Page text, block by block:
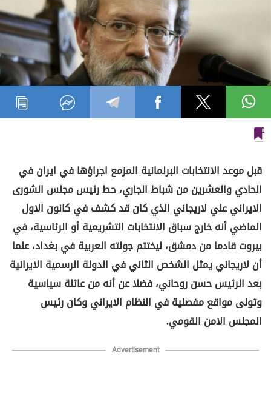
قبل موعد الانتخابات البرلمانية المزمع اجراؤها في ايران في
الحادي والعشرين من شباط الجاري، حط رئيس مجلس الشورى
الايراني علي لاريجاني الذي كان قد كشف في كانون الاول
الماضي أنه خارج سباق الانتخابات التشريعية أو الرئاسية، في
بيروت قادما من دمشق، ليختتم جولته العربية في بغداد، علما
أن لاريجاني يمثل الشخص الثاني في الدولة الرسمية الايرانية
بعد الرئيس حسن روحاني، فضلا عن أنه من عائلة سياسية
وتولى مواقع مفصلية في النظام الايراني وكان رئيس
المجلس الامن القومي.
Advertisement